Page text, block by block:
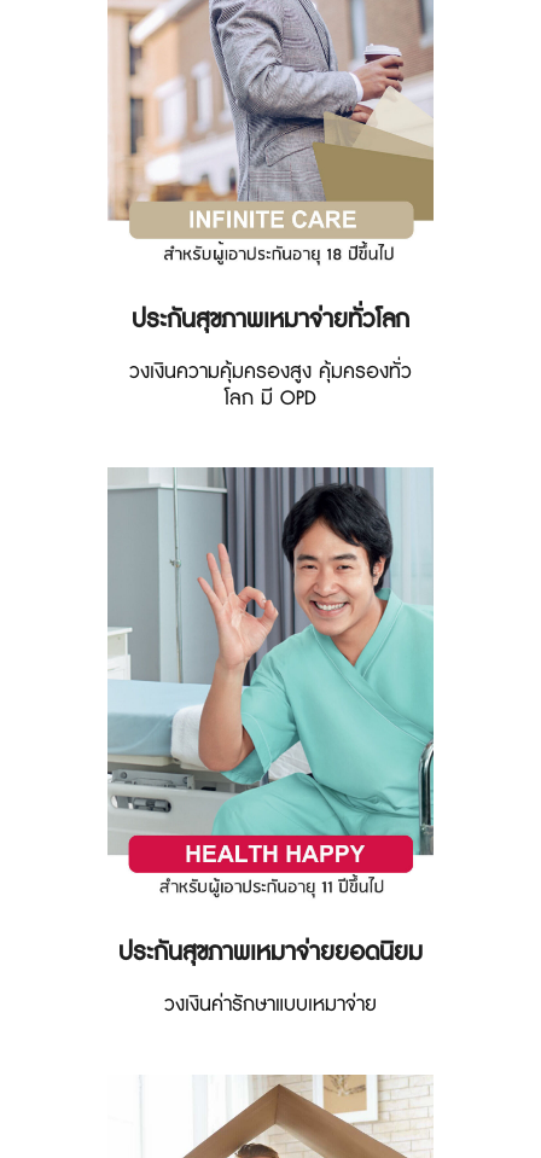
ประกันสุขภาพเหมาจ่ายทั่วโลก
วงเงินความคุ้มครองสูง คุ้มครองทั่ว
โลก มี OPD
ประกันสุขภาพเหมาจ่ายยอดนิยม
วงเงินค่ารักษาแบบเหมาจ่าย